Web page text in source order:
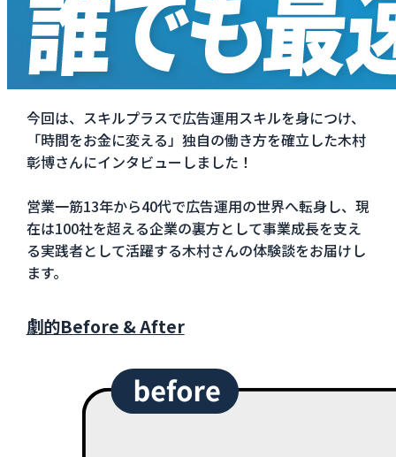
今回は、スキルプラスで広告運用スキルを身につけ、
「時間をお金に変える」独自の働き方を確立した木村
彰博さんにインタビューしました！
営業一筋13年から40代で広告運用の世界へ転身し、現
在は100社を超える企業の裏方として事業成長を支え
る実践者として活躍する木村さんの体験談をお届けし
ます。
劇的Before & After